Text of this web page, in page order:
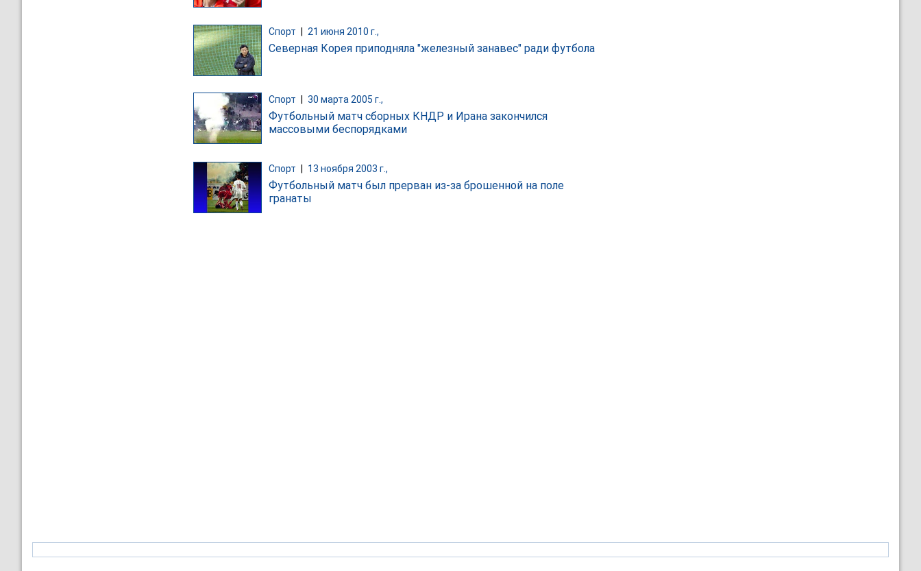
Спорт 21 июня 2010 г.,
Северная Корея приподняла "железный занавес" ради футбола
Спорт 30 марта 2005 г.,
Футбольный матч сборных КНДР и Ирана закончился
массовыми беспорядками
Спорт | 13 ноября 2003 г.,
Футбольный матч был прерван из-за брошенной на поле
гранаты